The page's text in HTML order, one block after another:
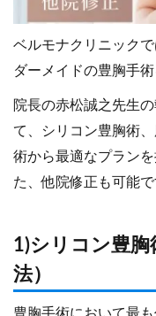
ベルモナクリニック
ダーメイドの豊胸手
院長の赤松誠之先生
て、シリコン豊胸術
術から最適なプラン
た、他院修正も可能で
1)シリコン豊胸
法）